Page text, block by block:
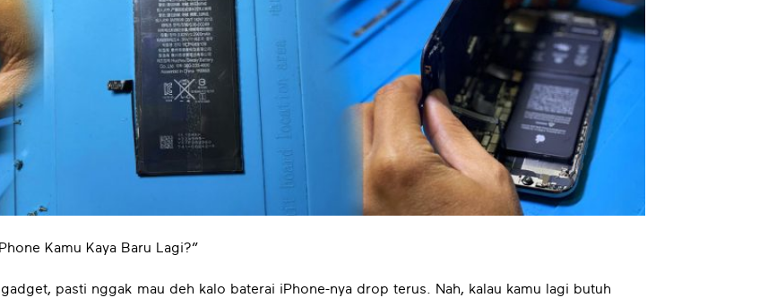
Kamu Kaya Baru Lagi?”
pasti nggak mau deh kalo baterai iPhone-nya drop terus. Nah, kalau kamu lagi butuh